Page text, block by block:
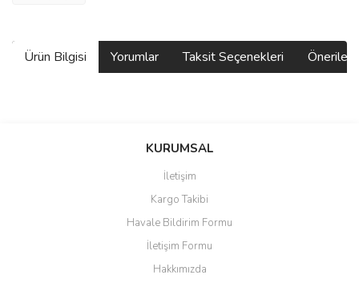
Ürün Bilgisi Yorumlar Taksit Seçenekleri
Bu ürüne ilk yorumu siz yapın!
Ürün resmi kalitesiz, bozuk veya görüntülenemiyor.
Ürün açıklamasında eksik bilgiler bulunuyor.
Ürün bilgilerinde hatalar bulunuyor.
Ürün fiyatı diğer sitelerden daha pahalı.
KURUMSAL
İletişim
Kargo Takibi
Havale Bildirim Formu
İletişim Formu
Hakkımızda